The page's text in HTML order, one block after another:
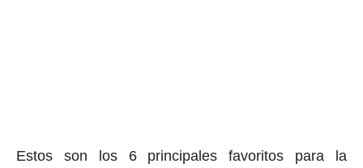
Estos son los 6 principales favoritos para la